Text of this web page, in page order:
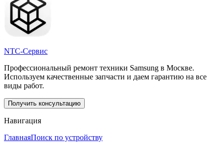
NTC-Сервис
Профессиональный ремонт техники Samsung в Москве.
Используем качественные запчасти и даем гарантию на все
виды работ.
Получить консультацию
Навигация
ГлавнаяПоиск по устройству